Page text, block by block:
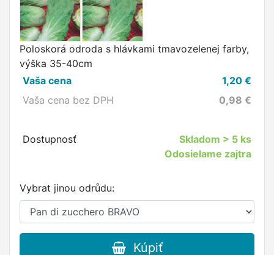
Poloskorá odroda s hlávkami tmavozelenej farby,
výška 35-40cm
Vaša cena
1,20 €
Vaša cena bez DPH
0,98 €
Dostupnosť Skladom > 5 ks
Odosielame zajtra
Vybrat jinou odrůdu:
Kúpiť